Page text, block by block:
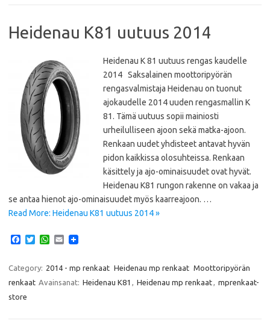
Heidenau K81 uutuus 2014
Heidenau K 81 uutuus rengas kaudelle
2014 Saksalainen moottoripyörän
rengasvalmistaja Heidenau on tuonut
ajokaudelle 2014 uuden rengasmallin K
81. Tämä uutuus sopii mainiosti
urheilulliseen ajoon sekä matka-ajoon.
Renkaan uudet yhdisteet antavat hyvän
pidon kaikkissa olosuhteissa. Renkaan
käsittely ja ajo-ominaisuudet ovat hyvät.
Heidenau K81 rungon rakenne on vakaa ja
se antaa hienot ajo-ominaisuudet myös kaarreajoon. …
Read More: Heidenau K81 uutuus 2014 »
e
b
o
o
T
t
e
W
t
s
A
E
i
Category: 2014 - mp renkaat Heidenau mp renkaat Moottoripyörän
renkaat Avainsanat: Heidenau K81 , Heidenau mp renkaat, mprenkaat-
store